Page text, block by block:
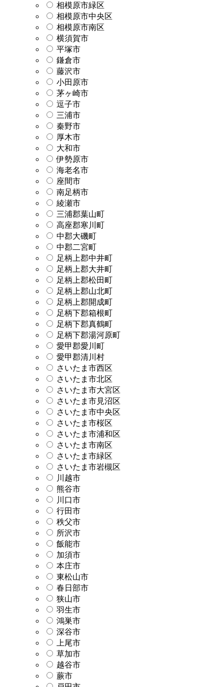
相模原市緑区
相模原市中央区
相模原市南区
横須賀市
平塚市
鎌倉市
藤沢市
小田原市
茅ヶ崎市
逗子市
三浦市
秦野市
厚木市
大和市
伊勢原市
海老名市
座間市
南足柄市
綾瀬市
三浦郡葉山町
高座郡寒川町
中郡大磯町
中郡二宮町
足柄上郡中井町
足柄上郡大井町
足柄上郡松田町
足柄上郡山北町
足柄上郡開成町
足柄下郡箱根町
足柄下郡真鶴町
足柄下郡湯河原町
愛甲郡愛川町
愛甲郡清川村
さいたま市西区
さいたま市北区
さいたま市大宮区
さいたま市見沼区
さいたま市中央区
さいたま市桜区
さいたま市浦和区
さいたま市南区
さいたま市緑区
さいたま市岩槻区
川越市
熊谷市
川口市
行田市
秩父市
所沢市
飯能市
加須市
本庄市
東松山市
春日部市
狭山市
羽生市
鴻巣市
深谷市
上尾市
草加市
越谷市
蕨市